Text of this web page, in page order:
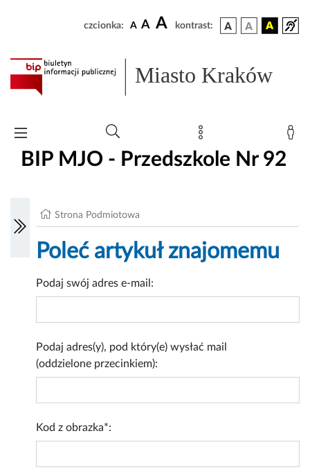
czcionka: A A A kontrast:
Miasto Kraków
BIP MJO - Przedszkole Nr 92
Strona Podmiotowa
Poleć artykuł znajomemu
Podaj swój adres e-mail:
Podaj adres(y), pod który(e) wysłać mail
(oddzielone przecinkiem):
Kod z obrazka*: